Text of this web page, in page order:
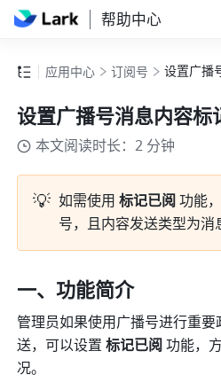
帮助中心
应用中心 订阅号 设置广播
设置广播号消息内容标
本文阅读时长：2 分钟
💡 如需使用 标记已阅 功能
号，且内容发送类型为消
一、功能简介
管理员如果使用广播号进行重
送，可以设置 标记已阅 功能，
况。